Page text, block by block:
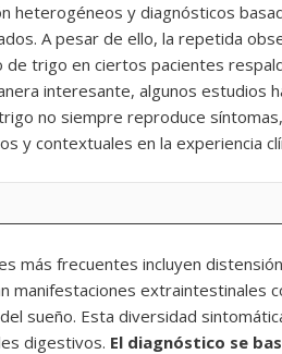
heterogéneos y diagnósticos
A pesar de ello, la repetida
trigo en ciertos pacientes
interesante, algunos estudios
no siempre reproduce
y contextuales en la experiencia
más frecuentes incluyen
manifestaciones extraintestinales
sueño. Esta diversidad
digestivos. El diagnóstico se